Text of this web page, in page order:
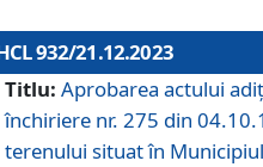
932/21.12.2023
Titlu: Aprobarea actului
închiriere nr. 275 din
terenului situat în